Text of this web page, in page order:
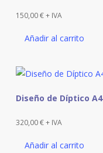
Añadir al carrito
150,00€+ IVA
Añadir al carrito
Diseño de Díptico A4
320,00€+ IVA